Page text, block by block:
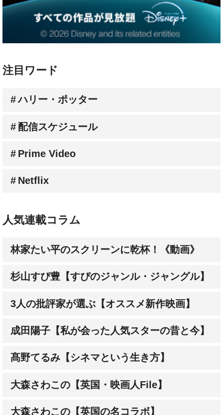
注目ワード
ハリー・ポッター
配信スケジュール
Prime Video
Netflix
林家たい平のスクリーンに乾杯！《動画》
杉山すぴ豊【すぴのジャンル・ジャングル】
3人の批評家が選ぶ【オススメ新作映画】
成田陽子【私が会った人気スターの昔と今】
髙野てるみ【シネマという生き方】
大森さわこの【英国・映画人File】
大森さわこの【英国の名コラボ】